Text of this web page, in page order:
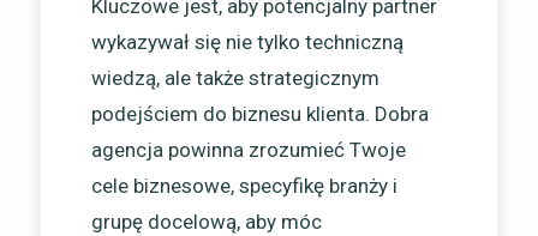
Kluczowe jest, aby potencjalny partner
wykazywał się nie tylko techniczną
wiedzą, ale także strategicznym
podejściem do biznesu klienta. Dobra
agencja powinna zrozumieć Twoje
cele biznesowe, specyfikę branży i
grupę docelową, aby móc